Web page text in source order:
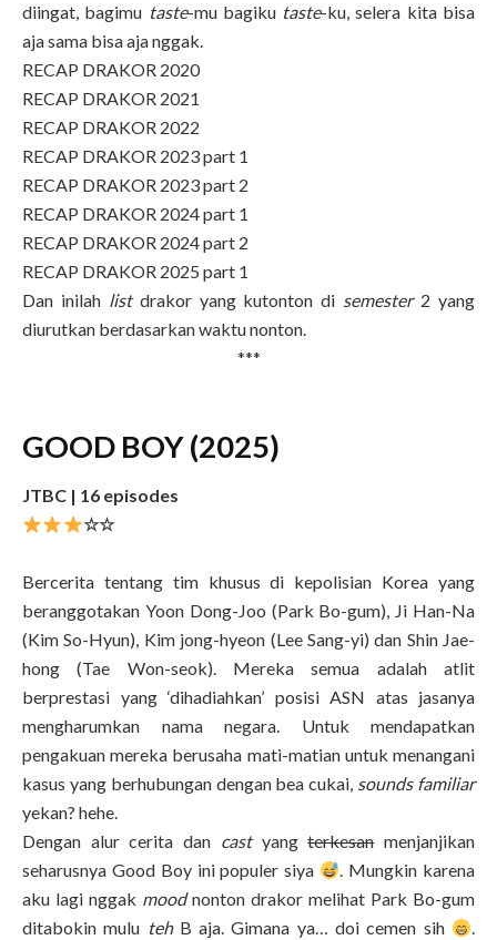
diingat, bagimu taste-mu bagiku taste-ku, selera kita bisa
aja sama bisa aja nggak.
RECAP DRAKOR 2020
RECAP DRAKOR 2021
RECAP DRAKOR 2022
RECAP DRAKOR 2023 part 1
RECAP DRAKOR 2023 part 2
RECAP DRAKOR 2024 part 1
RECAP DRAKOR 2024 part 2
RECAP DRAKOR 2025 part 1
Dan inilah list drakor yang kutonton di semester 2 yang
diurutkan berdasarkan waktu nonton.
***
GOOD BOY (2025)
JTBC | 16 episodes
☆☆
Bercerita tentang tim khusus di kepolisian Korea yang
beranggotakan Yoon Dong-Joo (Park Bo-gum), Ji Han-Na
(Kim So-Hyun), Kim jong-hyeon (Lee Sang-yi) dan Shin Jae-
hong (Tae Won-seok). Mereka semua adalah atlit
berprestasi yang ‘dihadiahkan’ posisi ASN atas jasanya
mengharumkan nama negara. Untuk mendapatkan
pengakuan mereka berusaha mati-matian untuk menangani
kasus yang berhubungan dengan bea cukai, sounds familiar
yekan? hehe.
Dengan alur cerita dan cast yangterkesanmenjanjikan
seharusnya Good Boy ini populer siya
. Mungkin karena
aku lagi nggak moodnonton drakor melihat Park Bo-gum
ditabokin mulu teh B aja. Gimana ya… doi cemen sih
.